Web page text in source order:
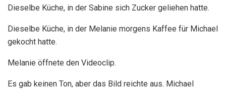
Dieselbe Küche, in der Sabine sich Zucker geliehen hatte.
Dieselbe Küche, in der Melanie morgens Kaffee für Michael
gekocht hatte.
Melanie öffnete den Videoclip.
Es gab keinen Ton, aber das Bild reichte aus. Michael